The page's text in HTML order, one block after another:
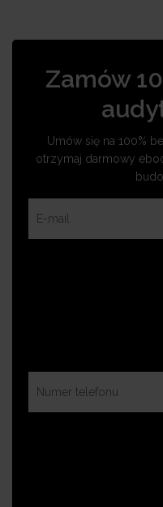
Zamów
Umów się na 100%
otrzymaj darmowy